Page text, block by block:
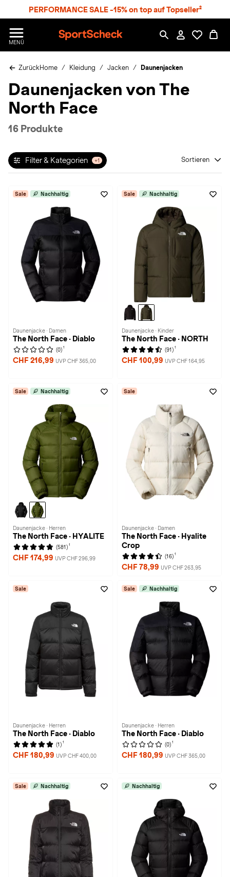
PERFORMANCE SALE -15% on top auf Topseller²
MENÜ
p
r
S
c
ZurückHome Kleidung Jacken Daunenjacken
Daunenjacken von The
North Face
16 Produkte
Filter & Kategorien +1 Sortieren
Sale Nachhaltig
Daunenjacke · Damen
The North Face · Diablo
(0) 1
CHF 216,99 UVP CHF 365,00
Sale Nachhaltig
Daunenjacke · Kinder
The North Face · NORTH
(91) 1
CHF 100,99 UVP CHF 164,95
Sale Nachhaltig
Daunenjacke · Herren
The North Face · HYALITE
(581) 1
CHF 174,99 UVP CHF 296,99
Sale
Daunenjacke · Damen
The North Face · Hyalite
Crop
(16) 1
CHF 78,99 UVP CHF 263,95
Sale
Daunenjacke · Herren
The North Face · Diablo
(1) 1
CHF 180,99 UVP CHF 400,00
Sale Nachhaltig
Daunenjacke · Herren
The North Face · Diablo
(0) 1
CHF 180,99 UVP CHF 365,00
Sale Nachhaltig Nachhaltig